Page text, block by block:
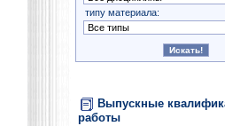
типу материала:
Выпускные
работы